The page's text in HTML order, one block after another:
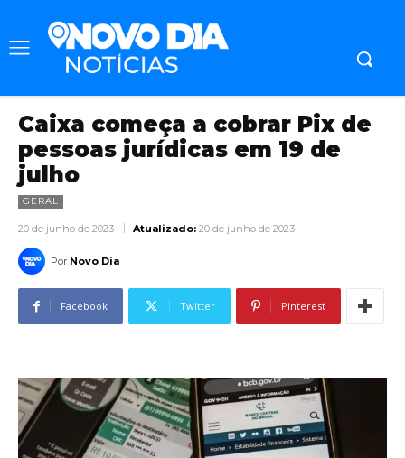
Caixa começa a cobrar Pix de
pessoas jurídicas em 19 de
julho
GERAL
20 de junho de 2023 Atualizado: 20 de junho de 2023
Por Novo Dia
Facebook Twitter Pinterest